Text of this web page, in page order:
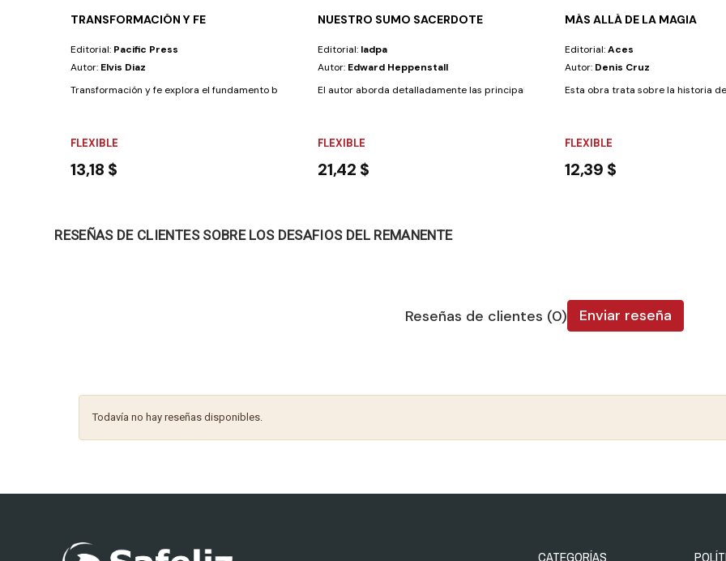
TRANSFORMACIÓN Y FE
Editorial: Pacific Press
Autor: Elvis Diaz
Transformación y fe explora el fundamento bíblico del discipulado, su esencia y...
FLEXIBLE
13,18 $
NUESTRO SUMO SACERDOTE
Editorial: Iadpa
Autor: Edward Heppenstall
El autor aborda detalladamente las principales enseñanzas bíblicas respecto a la...
FLEXIBLE
21,42 $
MÁS ALLÁ DE LA MAGIA
Editorial:Aces
Autor: Denis Cruz
Esta obra trata sobre la historia
FLEXIBLE
12,39 $
RESEÑAS DE CLIENTES SOBRE LOS DESAFIOS DEL REMANENTE
Reseñas de clientes (0) Enviar reseña
Todavía no hay reseñas disponibles.
CATEGORÍAS